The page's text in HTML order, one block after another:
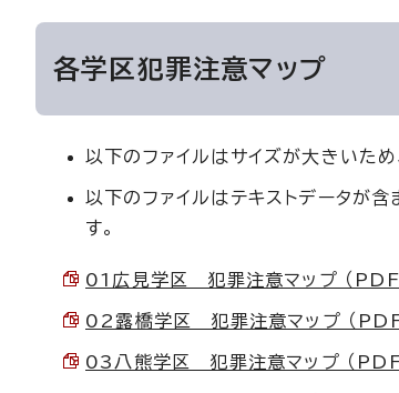
各学区犯罪注意マップ
以下のファイルはサイズが大きいた
以下のファイルはテキストデータが
す。
01広見学区 犯罪注意マップ （
02露橋学区 犯罪注意マップ （
03八熊学区 犯罪注意マップ （